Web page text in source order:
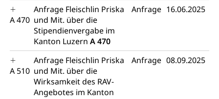
A 470
Anfrage Fleischlin Priska
und Mit. über die
Stipendienvergabe im
Kanton Luzern A 470
Anfrage 16.06.2025
A 510
Anfrage Fleischlin Priska
und Mit. über die
Wirksamkeit des RAV-
Angebotes im Kanton
Anfrage 08.09.2025
Schwangerschaft / Geburt (gruezi.lu.ch)
Mündigkeit, Kindesschutz, Jugendschutz
Kinder- und Jugendförderung
Psychische Gesundheit
IV für Kinder und Jugendliche (WAS Luzern)
Pflege / Pflegeheim
Hauspflege, spitalexterne Pflege, Spitex
Betreuende Angehörige
Pflegeheimliste und freie Pflegeplätze
Religion
Kirche, Gottesdienst, Seelsorge,
Religionsgemeinschaft